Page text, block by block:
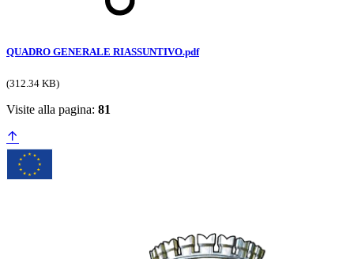
QUADRO GENERALE RIASSUNTIVO.pdf
(312.34 KB)
Visite alla pagina: 81